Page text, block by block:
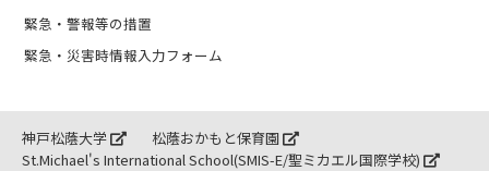
緊急・警報等の措置
緊急・災害時情報入力フォーム
神戸松蔭大学
松蔭おかもと保育園
St.Michael's International School(SMIS-E/聖ミカエル国際学校)